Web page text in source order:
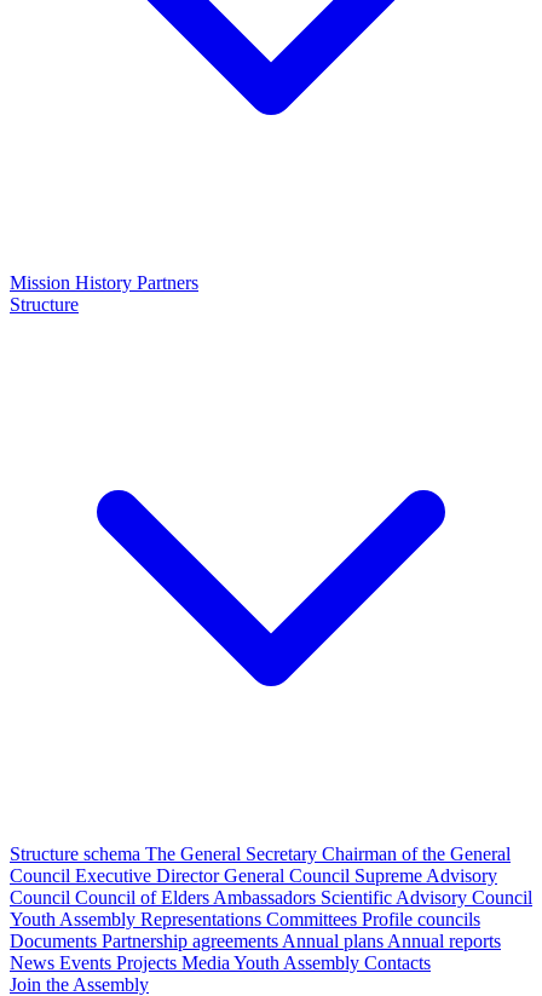
Mission History Partners
Structure
Structure schema The General Secretary Chairman of the General
Council Executive DirectorGeneral Council Supreme Advisory
Council Council of Elders Ambassadors Scientific Advisory Council
Youth Assembly Representations Committees Profile councils
Documents Partnership agreements Annual plans Annual reports
News Events Projects Media Youth Assembly Contacts
Join the Assembly